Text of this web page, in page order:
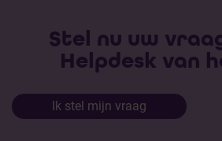
Stel nu uw
Helpdesk van
Ik stel mijn vraag